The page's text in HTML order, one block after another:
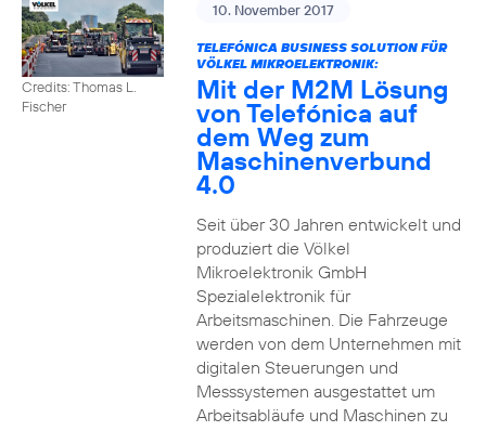
Credits: Thomas L.
Fischer
10. November 2017
TELEFÓNICA BUSINESS SOLUTION FÜR
VÖLKEL MIKROELEKTRONIK:
Mit der M2M Lösung
von Telefónica auf
dem Weg zum
Maschinenverbund
4.0
Seit über 30 Jahren entwickelt und
produziert die Völkel
Mikroelektronik GmbH
Spezialelektronik für
Arbeitsmaschinen. Die Fahrzeuge
werden von dem Unternehmen mit
digitalen Steuerungen und
Messsystemen ausgestattet um
Arbeitsabläufe und Maschinen zu